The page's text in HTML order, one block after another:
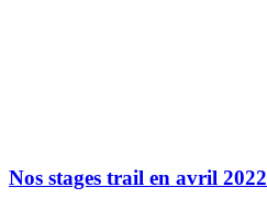
Nos stages trail en avril 2022